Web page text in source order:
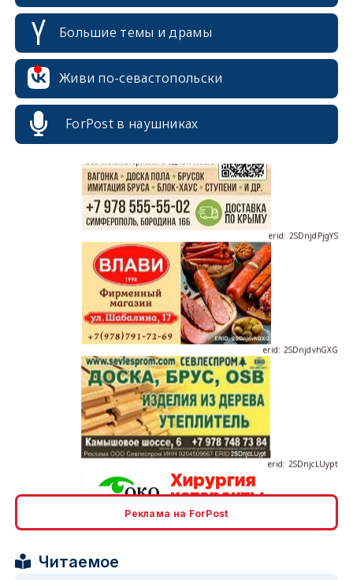
Большие темы и драмы
Живи по-севастопольски
ForPost в наушниках
erid: 2SDnjcrDNw6
erid: 2SDnjdPjgYS
erid: 2SDnjdvhGXG
erid: 2SDnjcrDNw6
Реклама на ForPost
Читаемое